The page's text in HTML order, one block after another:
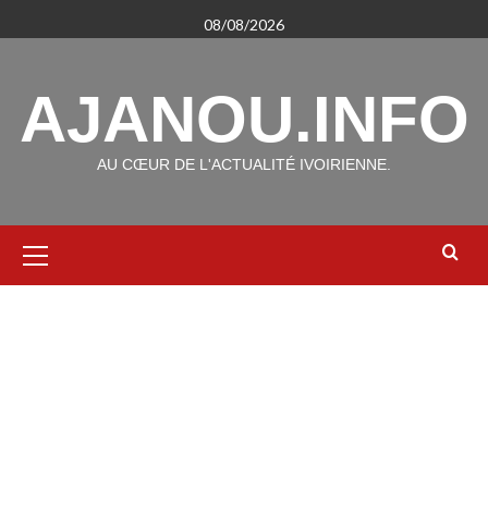
au
08/08/2026
AJANOU.INFO
AU CŒUR DE L'ACTUALITÉ IVOIRIENNE.
principal